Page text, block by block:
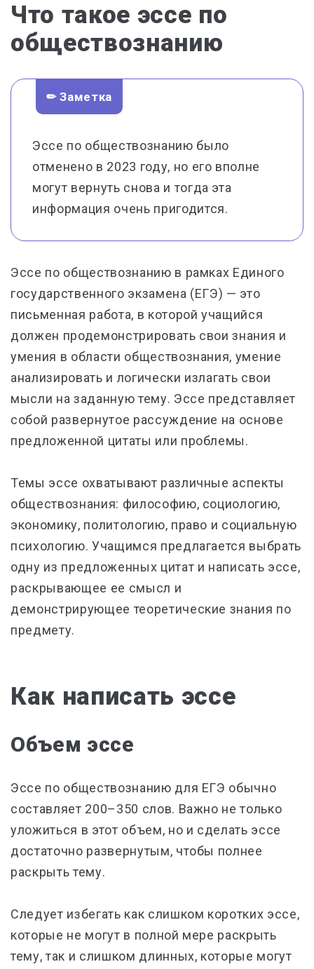
Что такое эссе по
обществознанию
✏ Заметка
Эссе по обществознанию было
отменено в 2023 году, но его вполне
могут вернуть снова и тогда эта
информация очень пригодится.
Эссе по обществознанию в рамках Единого
государственного экзамена (ЕГЭ) — это
письменная работа, в которой учащийся
должен продемонстрировать свои знания и
умения в области обществознания, умение
анализировать и логически излагать свои
мысли на заданную тему. Эссе представляет
собой развернутое рассуждение на основе
предложенной цитаты или проблемы.
Темы эссе охватывают различные аспекты
обществознания: философию, социологию,
экономику, политологию, право и социальную
психологию. Учащимся предлагается выбрать
одну из предложенных цитат и написать эссе,
раскрывающее ее смысл и
демонстрирующее теоретические знания по
предмету.
Как написать эссе
Объем эссе
Эссе по обществознанию для ЕГЭ обычно
составляет 200–350 слов. Важно не только
уложиться в этот объем, но и сделать эссе
достаточно развернутым, чтобы полнее
раскрыть тему.
Следует избегать как слишком коротких эссе,
которые не могут в полной мере раскрыть
тему, так и слишком длинных, которые могут